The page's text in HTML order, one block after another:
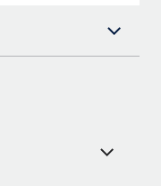
19 landen